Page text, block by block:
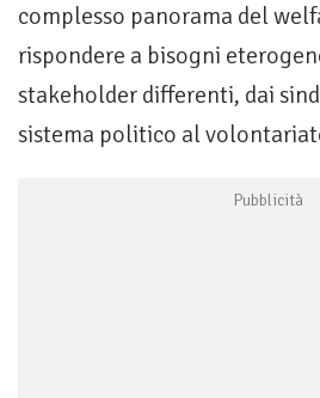
complesso panorama del
rispondere a bisogni
stakeholder differenti, dai
sistema politico al